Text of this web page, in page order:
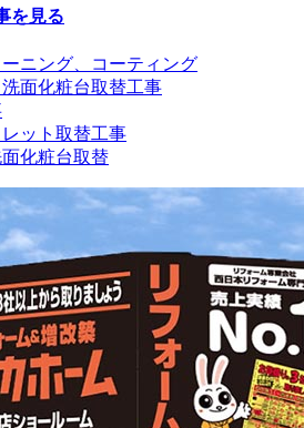
を見る
ニング、コーティング
面化粧台取替工事
ット取替工事
化粧台取替